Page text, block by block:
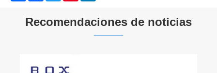
Recomendaciones de noticias